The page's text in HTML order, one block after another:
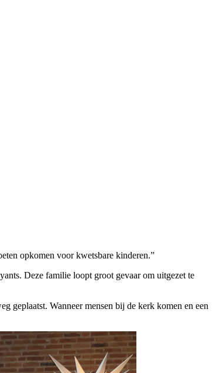
opkomen voor kwetsbare kinderen.”
Deze familie loopt groot gevaar om uitgezet te
geplaatst. Wanneer mensen bij de kerk komen en een